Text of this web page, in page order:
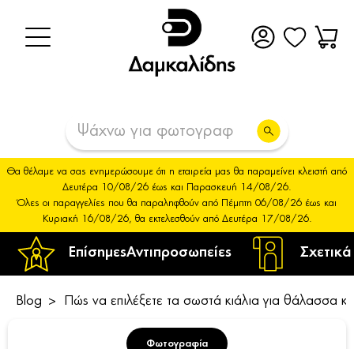
ΕπίσημεςΑντιπροσωπείες
Θα θέλαμε να σας ενημερώσουμε ότι η εταιρεία μας θα παραμείνει κλειστή από
Δευτέρα 10/08/26 έως και Παρασκευή 14/08/26.
Όλες οι παραγγελίες που θα παραληφθούν από Πέμπτη 06/08/26 έως και
Κυριακή 16/08/26, θα εκτελεσθούν από Δευτέρα 17/08/26.
Blog Πώς να επιλέξετε τα σωστά κιάλια για θάλασσα
Φωτογραφία